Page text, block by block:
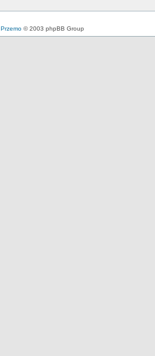
Przemo © 2003 phpBB Group